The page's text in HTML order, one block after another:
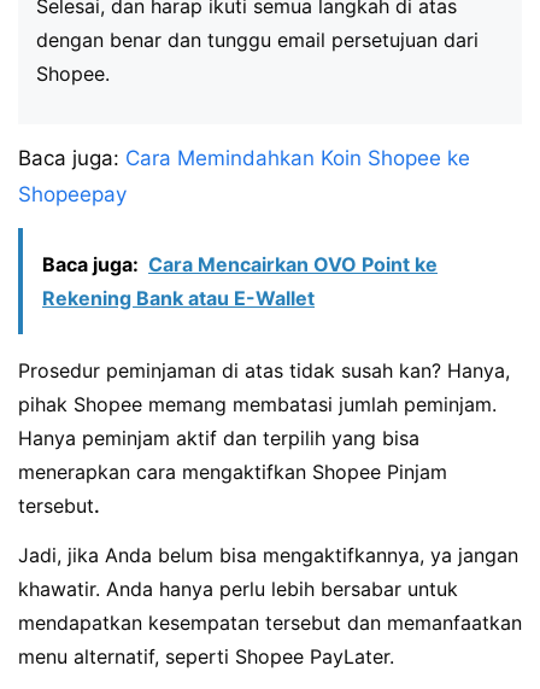
Selesai, dan harap ikuti semua langkah di atas
dengan benar dan tunggu email persetujuan dari
Shopee.
Baca juga: Cara Memindahkan Koin Shopee ke
Shopeepay
Baca juga: Cara Mencairkan OVO Point ke
Rekening Bank atau E-Wallet
Prosedur peminjaman di atas tidak susah kan? Hanya,
pihak Shopee memang membatasi jumlah peminjam.
Hanya peminjam aktif dan terpilih yang bisa
menerapkan cara mengaktifkan Shopee Pinjam
tersebut.
Jadi, jika Anda belum bisa mengaktifkannya, ya jangan
khawatir. Anda hanya perlu lebih bersabar untuk
mendapatkan kesempatan tersebut dan memanfaatkan
menu alternatif, seperti Shopee PayLater.